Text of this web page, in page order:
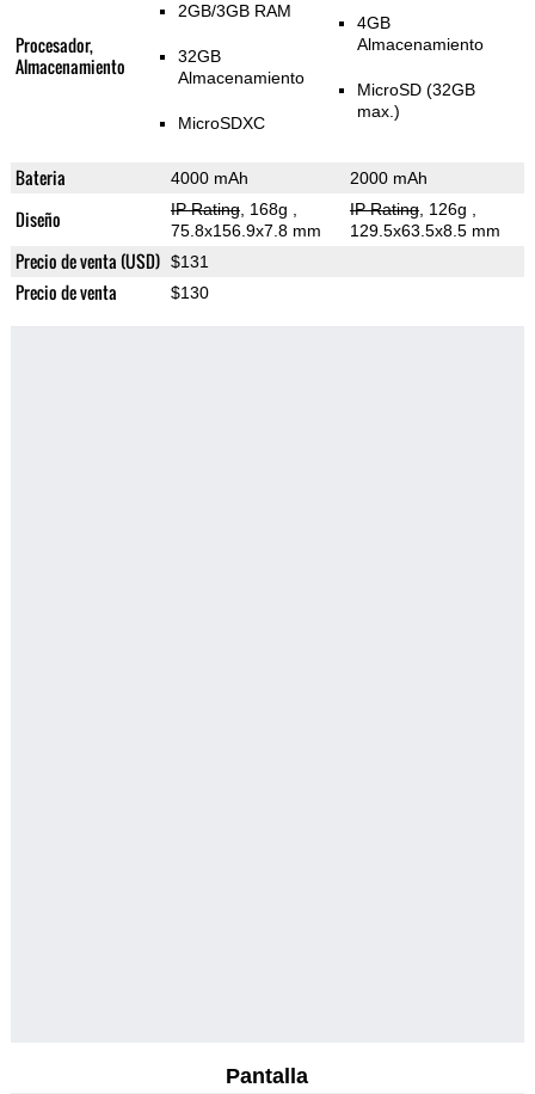
Procesador,
Almacenamiento
2GB/3GB RAM
32GB
Almacenamiento
MicroSDXC
4GB
Almacenamiento
MicroSD (32GB
max.)
Bateria 4000 mAh 2000 mAh
Diseño IP Rating, 168g
75.8x156.9x7.8 mm
IP Rating, 126g
129.5x63.5x8.5 mm
Precio de venta (USD) $131
Precio de venta $130
Pantalla